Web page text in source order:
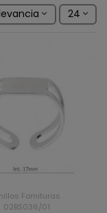
24
Fornituras
02BS036/01